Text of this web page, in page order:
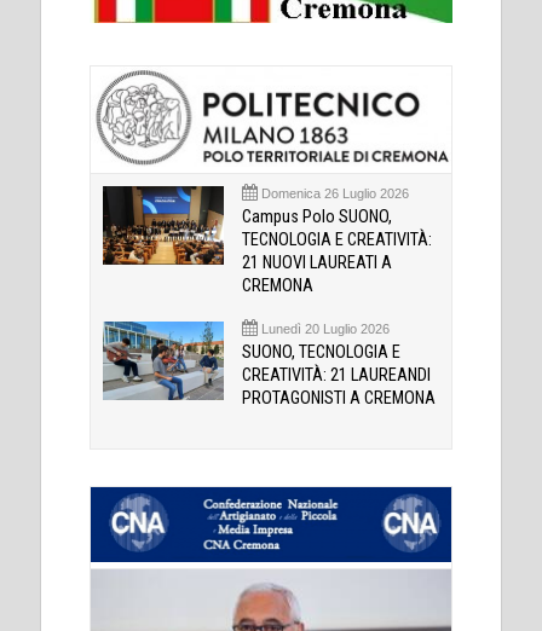
Domenica 26 Luglio 2026
Campus Polo SUONO,
TECNOLOGIA E CREATIVITÀ:
21 NUOVI LAUREATI A
CREMONA
Lunedì 20 Luglio 2026
SUONO, TECNOLOGIA E
CREATIVITÀ: 21 LAUREANDI
PROTAGONISTI A CREMONA